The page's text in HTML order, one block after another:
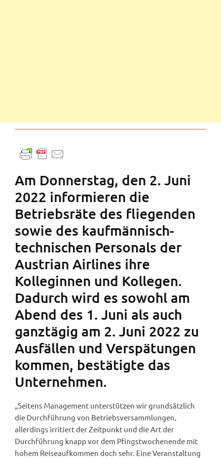
Am Donnerstag, den 2. Juni
2022 informieren die
Betriebsräte des fliegenden
sowie des kaufmännisch-
technischen Personals der
Austrian Airlines ihre
Kolleginnen und Kollegen.
Dadurch wird es sowohl am
Abend des 1. Juni als auch
ganztägig am 2. Juni 2022 zu
Ausfällen und Verspätungen
kommen, bestätigte das
Unternehmen.
„Seitens Management unterstützen wir grundsätzlich
die Durchführung von Betriebsversammlungen,
allerdings irritiert der Zeitpunkt und die Art der
Durchführung knapp vor dem Pfingstwochenende mit
hohem Reiseaufkommen doch sehr. Eine Veranstaltung